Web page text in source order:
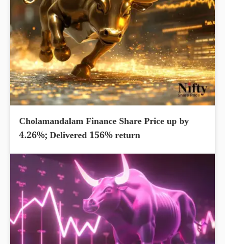
Cholamandalam Finance Share Price up by
4.26%; Delivered 156% return